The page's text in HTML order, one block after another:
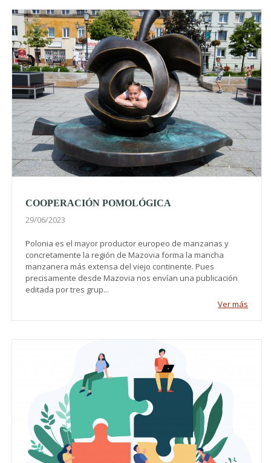
COOPERACIÓN POMOLÓGICA
29/06/2023
Polonia es el mayor productor europeo de manzanas y
concretamente la región de Mazovia forma la mancha
manzanera más extensa del viejo continente. Pues
precisamente desde Mazovia nos envían una publicación
editada por tres grup...
Ver más